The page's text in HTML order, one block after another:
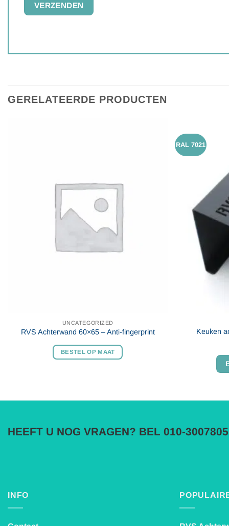
GERELATEERDE PRODUCTEN
UNCATEGORIZED
RVS Achterwand 60×65 – Anti-fingerprint
BESTEL OP MAAT
RAL 7021
Keuken
HEEFT U NOG VRAGEN? BEL 010-
INFO